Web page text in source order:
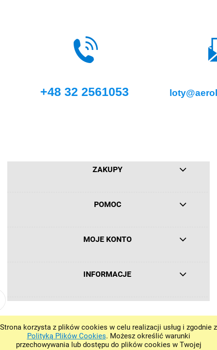
Strona korzysta z plików cookies w celu realizacji usług i zgodnie z
Polityką Plików Cookies. Możesz określić warunki
przechowywania lub dostępu do plików cookies w Twojej
+48 32 2561053
ZAKUPY
POMOC
MOJE KONTO
INFORMACJE
POKAŻ PEŁNĄ WERSJĘ STRONY